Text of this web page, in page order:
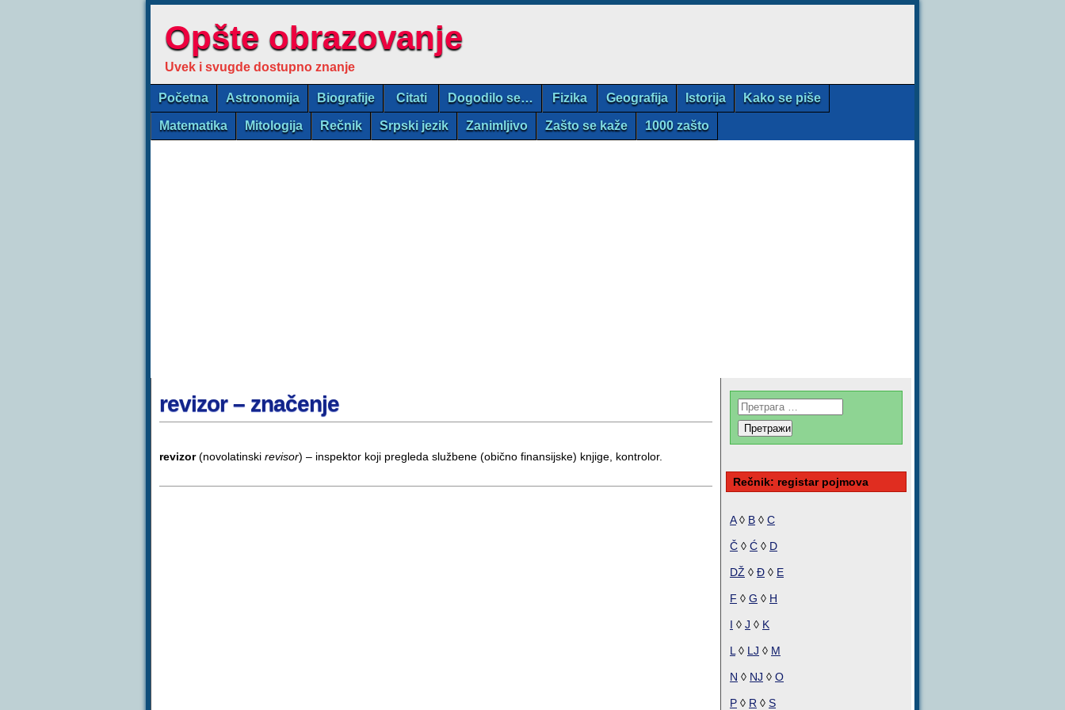
Opšte obrazovanje
Uvek i svugde dostupno znanje
Početna Astronomija Biografije Citati Dogodilo se… Fizika Geografija Istorija Kako se piše
Matematika Mitologija Rečnik Srpski jezik Zanimljivo Zašto se kaže 1000 zašto
revizor – značenje
revizor(novolatinski revisor) – inspektor koji pregleda službene (obično finansijske) knjige, kontrolor.
Rečnik: registar pojmova
A◊ B ◊ C
Č ◊ Ć ◊ D
DŽ ◊ Đ ◊ E
F ◊ G ◊ H
I ◊ J ◊ K
L ◊ LJ ◊ M
N ◊ NJ ◊ O
P ◊ R ◊ S